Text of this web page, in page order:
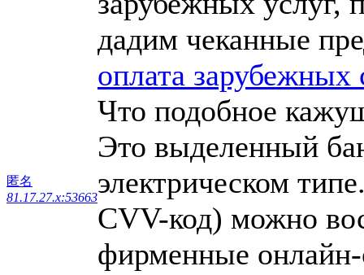
匿名
81.17.27.x:53663
дадим чеканные
оплата
Что подобное
Это выделенный
электрическом
CVV-код) можно
фирменные онлайн-